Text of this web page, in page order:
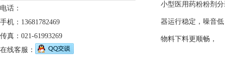
小型医用药粉粉剂
器运行稳定，噪音
物料下料更顺畅，
电话：
手机：13681782469
传真：021-61993269
在线客服：